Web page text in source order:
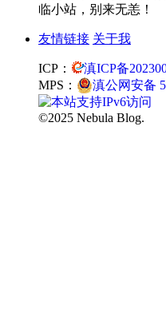
临小站，别来无恙！
友情链接 关于我
ICP：
滇ICP备
MPS：
滇公网安备
©2025 Nebula Blog.